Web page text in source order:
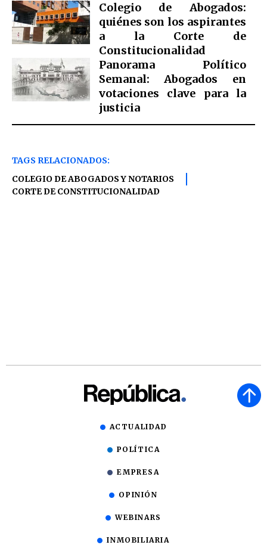
Colegio de Abogados:
quiénes son los aspirantes
a la Corte de
Constitucionalidad
Panorama Político
Semanal: Abogados en
votaciones clave para la
justicia
TAGS RELACIONADOS:
COLEGIO DE ABOGADOS Y NOTARIOS
CORTE DE CONSTITUCIONALIDAD
ACTUALIDAD
POLÍTICA
EMPRESA
OPINIÓN
WEBINARS
INMOBILIARIA